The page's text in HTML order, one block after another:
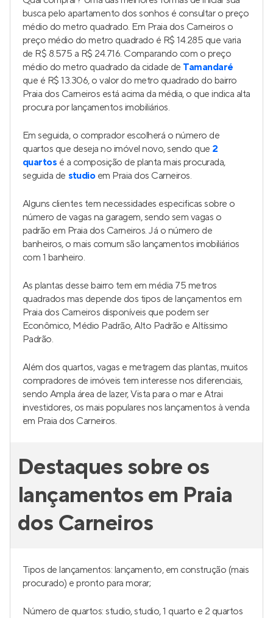
busca pelo apartamento dos sonhos é consultar o preço
médio do metro quadrado. Em Praia dos Carneiros o
preço médio do metro quadrado é R$ 14.285 que varia
de R$ 8.575 a R$ 24.716. Comparando com o preço
médio do metro quadrado da cidade de Tamandaré
que é R$ 13.306, o valor do metro quadrado do bairro
Praia dos Carneiros está acima da média, o que indica alta
procura por lançamentos imobiliários.
Em seguida, o comprador escolherá o número de
quartos que deseja no imóvel novo, sendo que 2
quartos é a composição de planta mais procurada,
seguida de studioem Praia dos Carneiros.
Alguns clientes tem necessidades especificas sobre o
número de vagas na garagem, sendo sem vagas o
padrão em Praia dos Carneiros. Já o número de
banheiros, o mais comum são lançamentos imobiliários
com 1 banheiro.
As plantas desse bairro tem em média 75 metros
quadrados mas depende dos tipos de lançamentos em
Praia dos Carneiros disponíveis que podem ser
Econômico, Médio Padrão, Alto Padrão e Altíssimo
Padrão.
Além dos quartos, vagas e metragem das plantas, muitos
compradores de imóveis tem interesse nos diferenciais,
sendo Ampla área de lazer, Vista para o mar e Atrai
investidores, os mais populares nos lançamentos à venda
em Praia dos Carneiros.
Destaques sobre os
lançamentos em Praia
dos Carneiros
Tipos de lançamentos: lançamento, em construção (mais
procurado) e pronto para morar;
Número de quartos: studio, studio, 1 quarto e 2 quartos